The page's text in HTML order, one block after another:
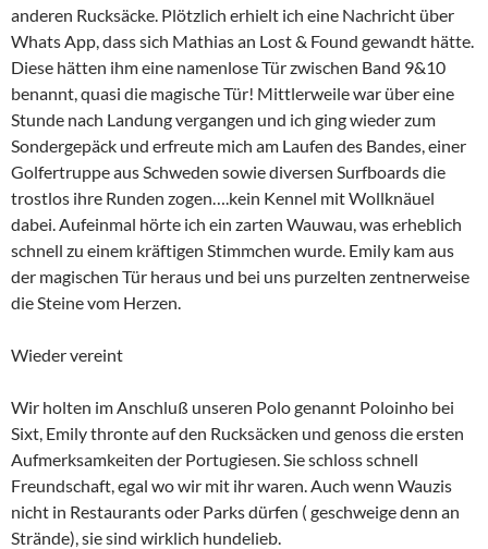
anderen Rucksäcke. Plötzlich erhielt ich eine Nachricht über
Whats App, dass sich Mathias an Lost & Found gewandt hätte.
Diese hätten ihm eine namenlose Tür zwischen Band 9&10
benannt, quasi die magische Tür! Mittlerweile war über eine
Stunde nach Landung vergangen und ich ging wieder zum
Sondergepäck und erfreute mich am Laufen des Bandes, einer
Golfertruppe aus Schweden sowie diversen Surfboards die
trostlos ihre Runden zogen….kein Kennel mit Wollknäuel
dabei. Aufeinmal hörte ich ein zarten Wauwau, was erheblich
schnell zu einem kräftigen Stimmchen wurde. Emily kam aus
der magischen Tür heraus und bei uns purzelten zentnerweise
die Steine vom Herzen.
Wieder vereint
Wir holten im Anschluß unseren Polo genannt Poloinho bei
Sixt, Emily thronte auf den Rucksäcken und genoss die ersten
Aufmerksamkeiten der Portugiesen. Sie schloss schnell
Freundschaft, egal wo wir mit ihr waren. Auch wenn Wauzis
nicht in Restaurants oder Parks dürfen ( geschweige denn an
Strände), sie sind wirklich hundelieb.